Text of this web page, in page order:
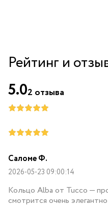
Рейтинг и
Саломе Ф.
2026-05-23 09:00:14
Кольцо Alba от Tucco —
смотрится очень
5.02 отзыва